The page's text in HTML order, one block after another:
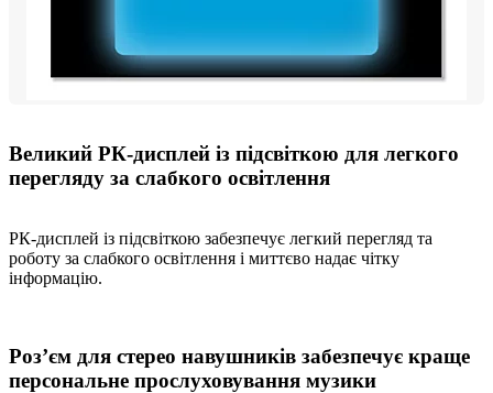
Великий РК-дисплей із підсвіткою для легкого
перегляду за слабкого освітлення
РК-дисплей із підсвіткою забезпечує легкий перегляд та
роботу за слабкого освітлення і миттєво надає чітку
інформацію.
Роз’єм для стерео навушників забезпечує краще
персональне прослуховування музики